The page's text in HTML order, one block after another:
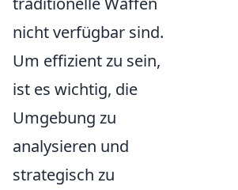
nicht verfügbar sind.
Um effizient zu sein,
ist es wichtig, die
Umgebung zu
analysieren und
strategisch zu